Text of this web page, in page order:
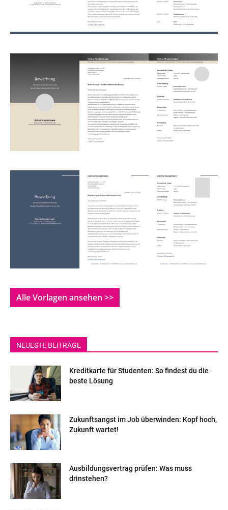
Alle Vorlagen ansehen >>
NEUESTE BEITRÄGE
Kreditkarte für Studenten: So findest du die
beste Lösung
Zukunftsangst im Job überwinden: Kopf hoch,
Zukunft wartet!
Ausbildungsvertrag prüfen: Was muss
drinstehen?